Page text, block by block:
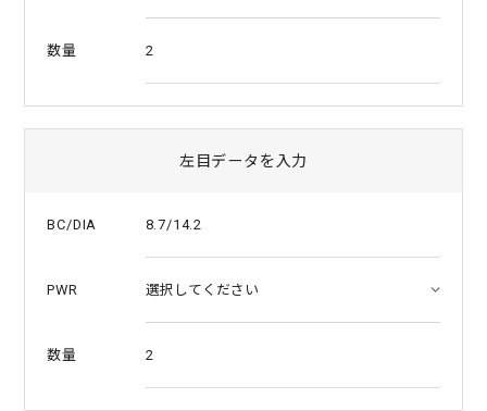
数量 2
左目データを入力
BC/DIA 8.7/14.2
PWR
数量 2